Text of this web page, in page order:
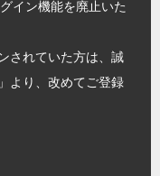
イン機能を廃止いた
されていた方は、誠
より、改めてご登録